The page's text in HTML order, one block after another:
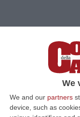
We
We and our partners
device, such as
Clicca e segui
Ha tentato di
stradina di
andando a